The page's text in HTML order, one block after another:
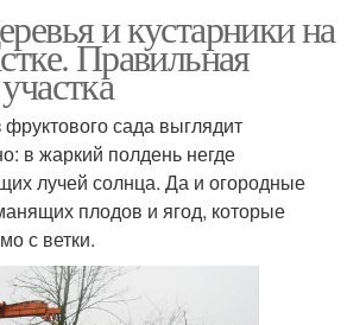
и кустарники на
Правильная
сада выглядит
в жаркий полдень негде
лучей солнца. Да и огородные
плодов и ягод, которые
с ветки.